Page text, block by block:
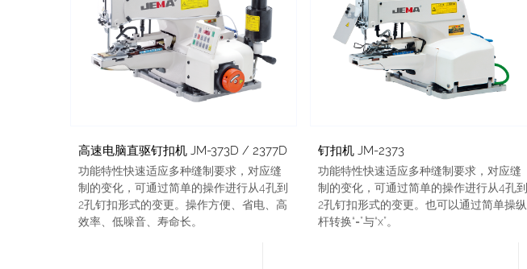
高速电脑直驱钉扣机 JM-373D / 2377D
功能特性快速适应多种缝制要求，对应缝
制的变化，可通过简单的操作进行从4孔到
2孔钉扣形式的变更。操作方便、省电、高
效率、低噪音、寿命长。
钉扣机 JM-2373
功能特性快速适应多种缝制要求，对应缝
制的变化，可通过简单的操作进行从4孔到
2孔钉扣形式的变更。也可以通过简单操纵
杆转换“=”与“x”。